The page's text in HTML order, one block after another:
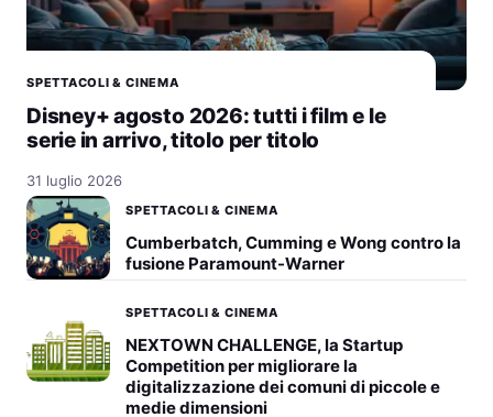
SPETTACOLI & CINEMA
Disney+ agosto 2026: tutti i film e le
serie in arrivo, titolo per titolo
31 luglio 2026
SPETTACOLI & CINEMA
Cumberbatch, Cumming e Wong contro la
fusione Paramount-Warner
SPETTACOLI & CINEMA
NEXTOWN CHALLENGE, la Startup
Competition per migliorare la
digitalizzazione dei comuni di piccole e
medie dimensioni